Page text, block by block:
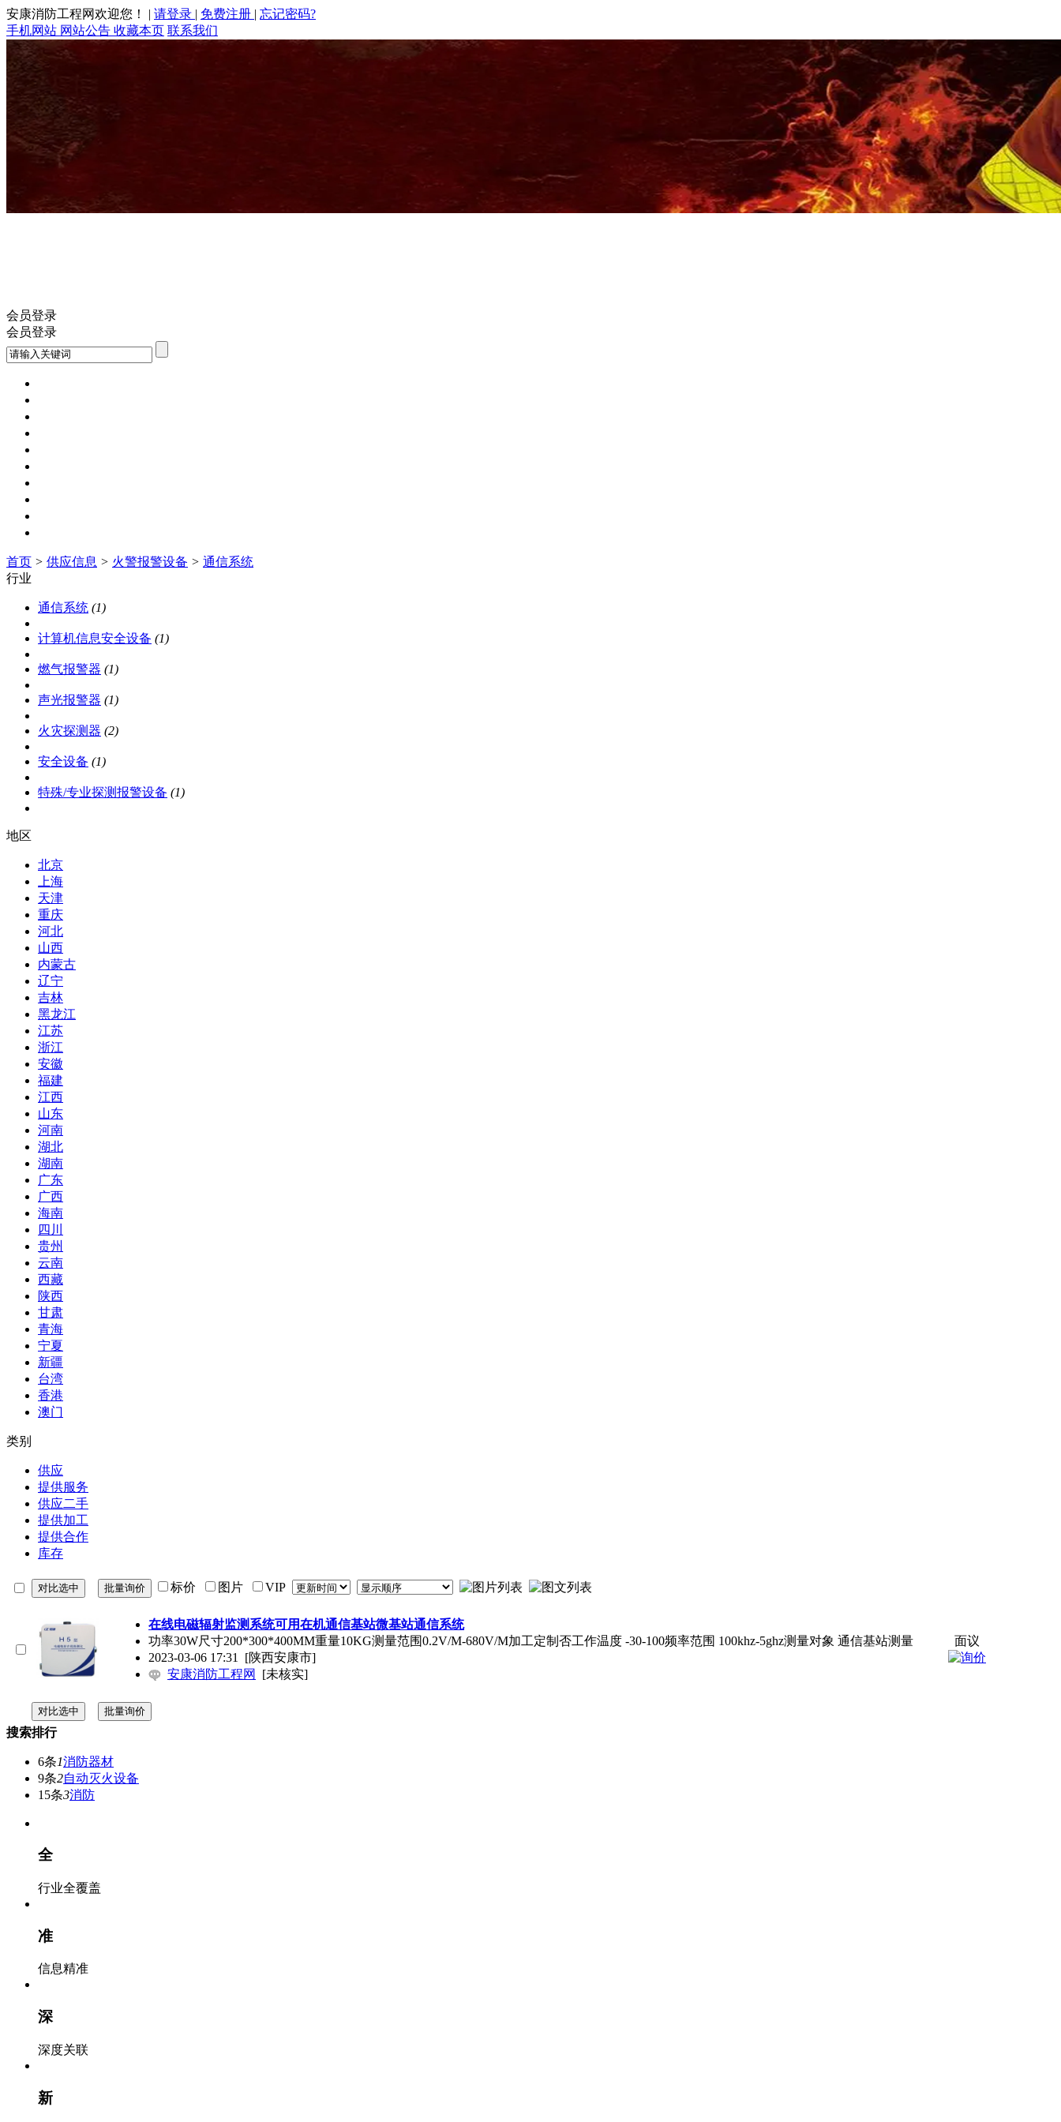
安康消防工程网欢迎您！ | 请登录 | 免费注册 | 忘记密码?
手机网站 网站公告 收藏本页 联系我们
会员登录
会员登录
首页 > 供应信息 > 火警报警设备 > 通信系统
行业
通信系统 (1)
计算机信息安全设备 (1)
燃气报警器 (1)
声光报警器 (1)
火灾探测器 (2)
安全设备 (1)
特殊/专业探测报警设备 (1)
地区
北京
上海
天津
重庆
河北
山西
内蒙古
辽宁
吉林
黑龙江
江苏
浙江
安徽
福建
江西
山东
河南
湖北
湖南
广东
广西
海南
四川
贵州
云南
西藏
陕西
甘肃
青海
宁夏
新疆
台湾
香港
澳门
类别
供应
提供服务
供应二手
提供加工
提供合作
库存
标价 图片 VIP
在线电磁辐射监测系统可用在机通信基站微基站通信系统
功率30W尺寸200*300*400MM重量10KG测量范围0.2V/M-680V/M加工定制否工作温度 -30-100频率范围 100khz-5ghz测量对象 通信基站测量
2023-03-06 17:31 [陕西安康市]
安康消防工程网
[未核实]
面议
搜索排行
6条1消防器材
9条2自动灭火设备
15条3消防
全
行业全覆盖
准
信息精准
深
深度关联
新